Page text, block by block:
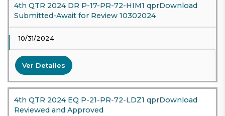
4th QTR 2024 DR P-17-PR-72-HIM1 qprDownload
Submitted-Await for Review 10302024
10/31/2024
Ver Detalles
4th QTR 2024 EQ P-21-PR-72-LDZ1 qprDownload
Reviewed and Approved